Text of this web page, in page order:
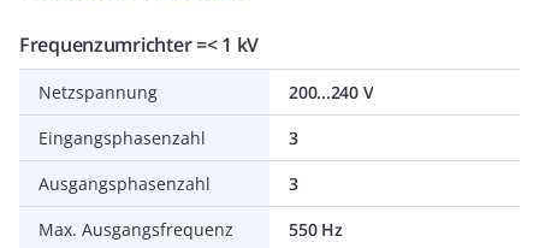
Frequenzumrichter =< 1 kV
Netzspannung
200...240 V
Eingangsphasenzahl
3
Ausgangsphasenzahl
3
Max. Ausgangsfrequenz
550 Hz